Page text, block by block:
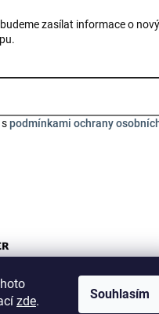
zde. Souhlasím
zasílat informace o
podmínkami ochrany